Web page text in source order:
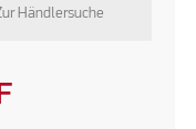
Händlersuche